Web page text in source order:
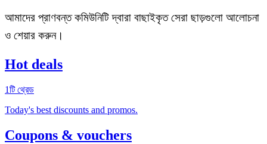
আমাদের প্রাণবন্ত কমিউনিটি দ্বারা বাছাইকৃত সেরা ছাড়গুলো আলোচনা
ও শেয়ার করুন।
Hot deals
1টি থ্রেড
Today's best discounts and promos.
Coupons & vouchers